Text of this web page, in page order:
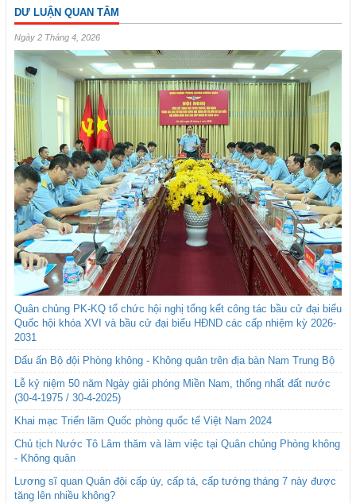
DƯ LUẬN QUAN TÂM
Ngày 2 Tháng 4, 2026
Quân chủng PK-KQ tổ chức hội nghị tổng kết công tác bầu cử đại biểu
Quốc hội khóa XVI và bầu cử đại biểu HĐND các cấp nhiệm kỳ 2026-
2031
Dấu ấn Bộ đội Phòng không - Không quân trên địa bàn Nam Trung Bộ
Lễ kỷ niệm 50 năm Ngày giải phóng Miền Nam, thống nhất đất nước
(30-4-1975 / 30-4-2025)
Khai mạc Triển lãm Quốc phòng quốc tế Việt Nam 2024
Chủ tịch Nước Tô Lâm thăm và làm việc tại Quân chủng Phòng không
- Không quân
Lương sĩ quan Quân đội cấp úy, cấp tá, cấp tướng tháng 7 này được
tăng lên nhiều không?